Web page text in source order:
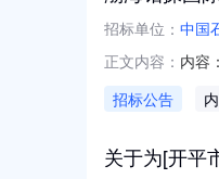
招标单位： 中国
正文内容： 内容
沿
招标公告
关于为[开平